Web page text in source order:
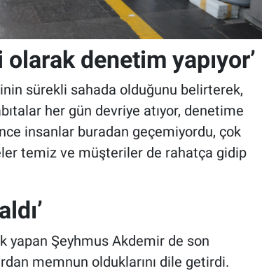
denetim yapıyor’
sürekli sahada olduğunu belirterek,
her gün devriye atıyor, denetime
insanlar buradan geçemiyordu, çok
temiz ve müşteriler de rahatça gidip
yapan Şeyhmus Akdemir de son
memnun olduklarını dile getirdi.